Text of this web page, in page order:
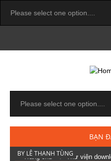
BẠN
Trang chủ→ Thư viện
BY LÊ THANH TÙNG